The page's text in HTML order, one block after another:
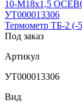
Термометр ТБ-2
Под заказ
Артикул
УТ000013306
Вид